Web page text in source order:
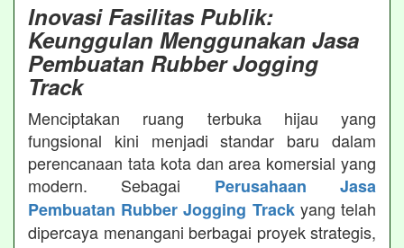
Inovasi Fasilitas Publik:
Keunggulan Menggunakan Jasa
Pembuatan Rubber Jogging
Track
Menciptakan ruang terbuka hijau yang
fungsional kini menjadi standar baru dalam
perencanaan tata kota dan area komersial yang
modern. Sebagai Perusahaan Jasa
Pembuatan Rubber Jogging Trackyang telah
dipercaya menangani berbagai proyek strategis,